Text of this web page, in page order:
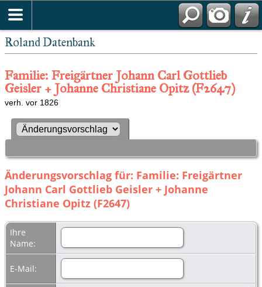
Roland Datenbank
Familie: Freigärtner Johann Carl Gottlieb
Geisler + Johanne Christiane Opitz (F2647)
verh. vor 1826
Änderungsvorschlag für: Familie: Freigärtner
Johann Carl Gottlieb Geisler + Johanne
Christiane Opitz (F2647)
Ihre
Name:
E-Mail: